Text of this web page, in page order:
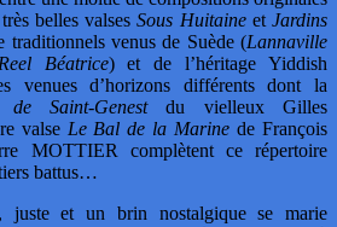
belles valsesSous HuitaineetJardins
traditionnels venus de Suède (Lannaville
Béatrice) et de l’héritage Yiddish
venues d’horizons différents dont la
Saint-Genestdu vielleux Gilles
valse Le Bal de la Marine de François
MOTTIER complètent ce répertoire
battus…
et un brin nostalgique se marie